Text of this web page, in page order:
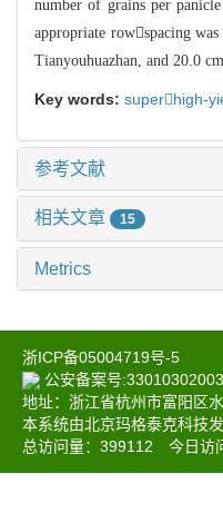
number of grains per
appropriate rowspacing
Tianyouhuazhan, and 20.0
Key words: superhigh-
参考文献
相关文章 15
Metrics
浙ICP备05004719号-5
公安备案号
地址：浙江省杭州市富阳
本系统由北京玛格泰克科技
总访问量： 399112 今日访